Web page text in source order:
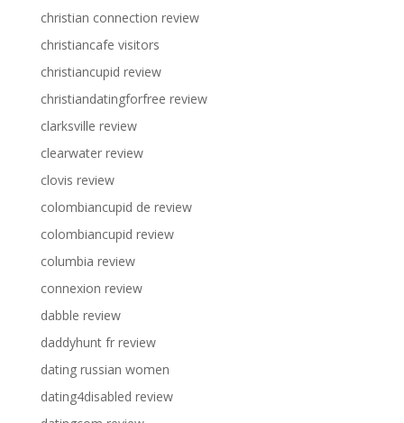
christian connection review
christiancafe visitors
christiancupid review
christiandatingforfree review
clarksville review
clearwater review
clovis review
colombiancupid de review
colombiancupid review
columbia review
connexion review
dabble review
daddyhunt fr review
dating russian women
dating4disabled review